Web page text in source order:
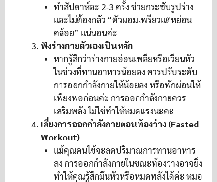
ทำสัปดาห์ละ 2-3 ครั้ง ช่วยกระชับรูปร่าง
และไม่ต้องกลัว “ตัวผอมเพรียวแต่หย่อน
คล้อย” แน่นอนค่ะ
ฟังร่างกายตัวเองเป็นหลัก
หากรู้สึกว่าร่างกายอ่อนเพลียหรือเวียนหัว
ในช่วงที่ทานอาหารน้อยลง ควรปรับระดับ
การออกกำลังกายให้น้อยลง หรือพักผ่อนให้
เพียงพอก่อนค่ะ การออกกำลังกายควร
เสริมพลัง ไม่ใช่ทำให้หมดแรงนะคะ
เลี่ยงการออกกำลังกายตอนท้องว่าง (Fasted
Workout)
แม้คุณคนไข้จะลดปริมาณการทานอาหาร
ลง การออกกำลังกายในขณะท้องว่างอาจยิ่ง
ทำให้คุณรู้สึกมึนหัวหรือหมดพลังได้ค่ะ หมอ